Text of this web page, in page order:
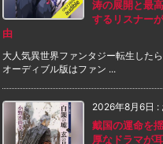
涛の展開と最
するリスナー
由
大人気異世界ファンタジー転生した
オーディブル版はファン ...
2026年8月6日 :
戴国の運命を
厚なドラマが